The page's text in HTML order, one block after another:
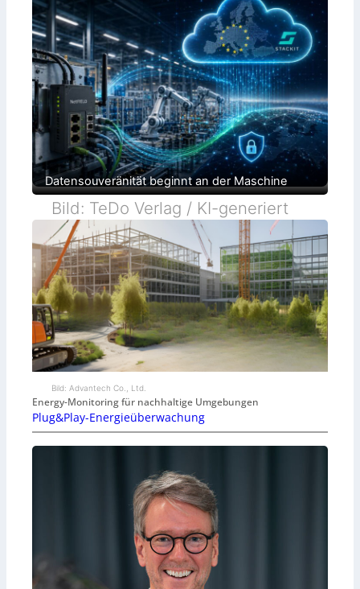
Datensouveränität beginnt an der Maschine
Bild: TeDo Verlag / KI-generiert
Bild: Advantech Co., Ltd.
Energy-Monitoring für nachhaltige Umgebungen
Plug&Play-Energieüberwachung